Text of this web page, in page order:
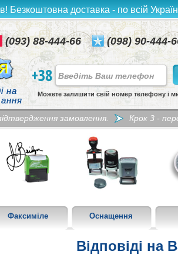
Безкоштовна доставка - по всій
на
(093) 88-444-66 (098) 90-444-
+38
Можете залишити свій номер телефону і
замовлення. Крок 3 -
Факсиміле Оснащення
Відповіді на